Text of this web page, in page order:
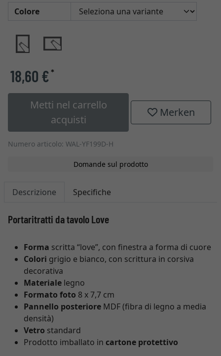
Colore
18,60 €*
Metti nel carrello
acquisti
Merken
Numero articolo: WAL-YF199D-H
Domande sul prodotto
Descrizione Specifiche
Portaritratti da tavolo Love
Forma scritta “love”, con finestra a forma di cuore
Colori grigio e bianco, con scrittura in corsiva
decorativa
Materiale legno
Formato foto 8 x 7,7 cm
Pannello posteriore MDF (fibra di legno a media
densità)
Vetro standard
Prodotto imballato in cartone protettivo